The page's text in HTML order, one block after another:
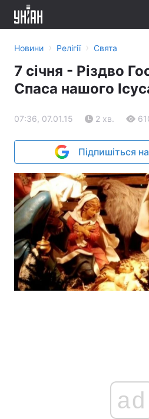
Новини › Релігії › Свята
7 січня - Різдво
Спаса нашого
07:36, 07.01.15 2 хв.
Підпишіться
ad